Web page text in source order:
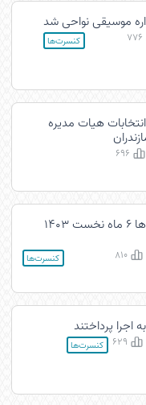
موسیقی نواحی شد
776 کنسرت‌ها
هیات مدیره
696
رشد ۵۴ درصدی کنسرت‌ها ۶ ماه نخست ۱۴۰۳
810 کنسرت‌ها
629 کنسرت‌ها